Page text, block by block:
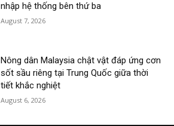
nhập hệ thống bên thứ ba
August 7, 2026
Nông dân Malaysia chật vật đáp ứng cơn
sốt sầu riêng tại Trung Quốc giữa thời
tiết khắc nghiệt
August 6, 2026